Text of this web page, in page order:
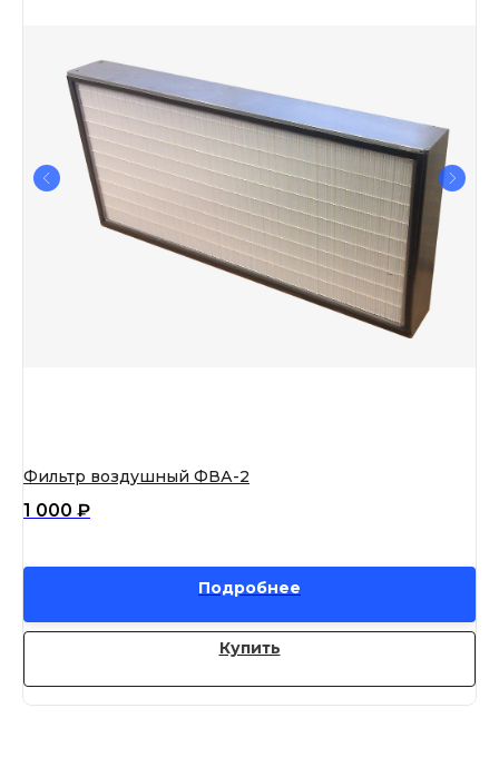
Фильтр воздушный ФВА-2
1 000 ₽
Подробнее
Купить